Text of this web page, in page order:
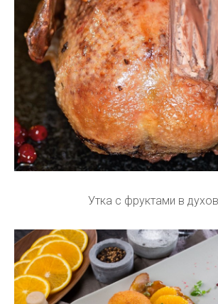
Утка с фруктами в